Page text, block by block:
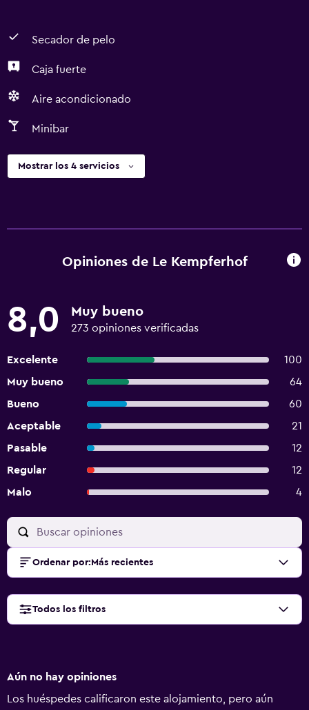
Secador de pelo
Caja fuerte
Aire acondicionado
Minibar
Mostrar los 4 servicios
Opiniones de Le Kempferhof
8,0 Muy bueno
273 opiniones verificadas
Excelente
100
Muy bueno
64
Bueno
60
Aceptable
21
Pasable
12
Regular
12
Malo
4
Ordenar por: Más recientes
Todos los filtros
Aún no hay opiniones
Los huéspedes calificaron este alojamiento, pero aún